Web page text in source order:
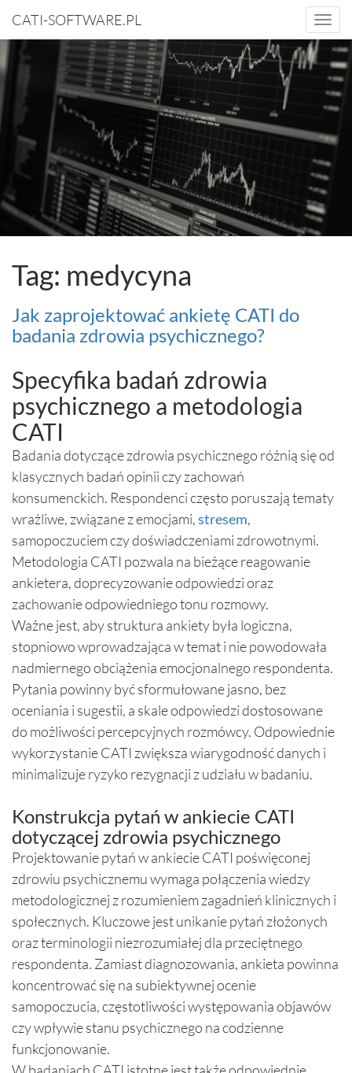
CATI-SOFTWARE.PL
Tag: medycyna
Jak zaprojektować ankietę CATI do
badania zdrowia psychicznego?
Specyfika badań zdrowia
psychicznego a metodologia
CATI
Badania dotyczące zdrowia psychicznego różnią się od
klasycznych badań opinii czy zachowań
konsumenckich. Respondenci często poruszają tematy
wrażliwe, związane z emocjami,stresem,
samopoczuciem czy doświadczeniami zdrowotnymi.
Metodologia CATI pozwala na bieżące reagowanie
ankietera, doprecyzowanie odpowiedzi oraz
zachowanie odpowiedniego tonu rozmowy.
Ważne jest, aby struktura ankiety była logiczna,
stopniowo wprowadzająca w temat i nie powodowała
nadmiernego obciążenia emocjonalnego respondenta.
Pytania powinny być sformułowane jasno, bez
oceniania i sugestii, a skale odpowiedzi dostosowane
do możliwości percepcyjnych rozmówcy. Odpowiednie
wykorzystanie CATI zwiększa wiarygodność danych i
minimalizuje ryzyko rezygnacji z udziału w badaniu.
Konstrukcja pytań w ankiecie CATI
dotyczącej zdrowia psychicznego
Projektowanie pytań w ankiecie CATI poświęconej
zdrowiu psychicznemu wymaga połączenia wiedzy
metodologicznej z rozumieniem zagadnień klinicznych i
społecznych. Kluczowe jest unikanie pytań złożonych
oraz terminologii niezrozumiałej dla przeciętnego
respondenta. Zamiast diagnozowania, ankieta powinna
koncentrować się na subiektywnej ocenie
samopoczucia, częstotliwości występowania objawów
czy wpływie stanu psychicznego na codzienne
funkcjonowanie.